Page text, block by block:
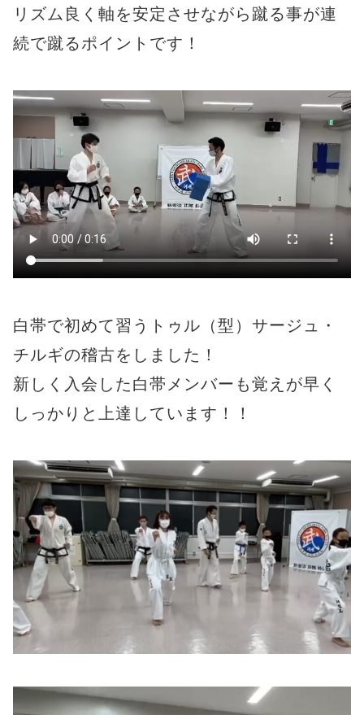
リズム良く軸を安定させながら蹴る事が連
続で蹴るポイントです！
白帯で初めて習うトゥル（型）サージュ・
チルギの稽古をしました！
新しく入会した白帯メンバーも覚えが早く
しっかりと上達しています！！